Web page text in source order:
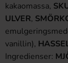
kakaomassa,
ULVER,
vanillin),
Ingredienser: